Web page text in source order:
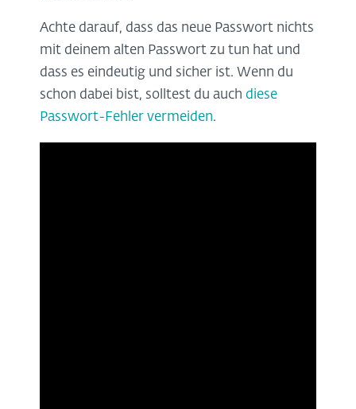
Achte darauf, dass das neue Passwort nichts
mit deinem alten Passwort zu tun hat und
dass es eindeutig und sicher ist. Wenn du
schon dabei bist, solltest du auch diese
Passwort-Fehler vermeiden.